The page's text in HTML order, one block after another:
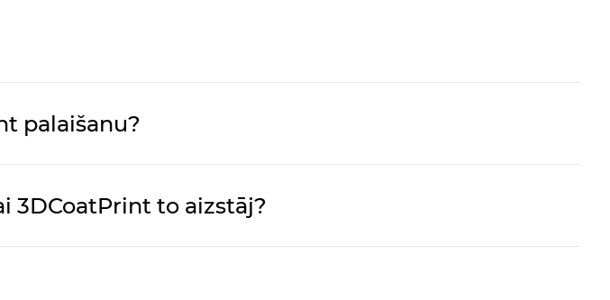
palaišanu?
3DCoatPrint to aizstāj?